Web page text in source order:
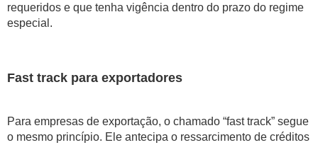
requeridos e que tenha vigência dentro do prazo do regime
especial.
Fast track para exportadores
Para empresas de exportação, o chamado “fast track” segue
o mesmo princípio. Ele antecipa o ressarcimento de créditos